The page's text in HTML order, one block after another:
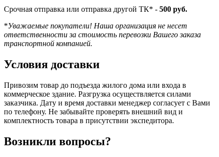
Срочная отправка или отправка другой ТК* - 500 руб.
*Уважаемые покупатели! Наша организация не несет
ответственности за стоимость перевозки Вашего заказа
транспортной компанией.
Условия доставки
Привозим товар до подъезда жилого дома или входа в
коммерческое здание. Разгрузка осуществляется силами
заказчика. Дату и время доставки менеджер согласует с Вами
по телефону. Не забывайте проверять внешний вид и
комплектность товара в присутствии экспедитора.
Возникли вопросы?